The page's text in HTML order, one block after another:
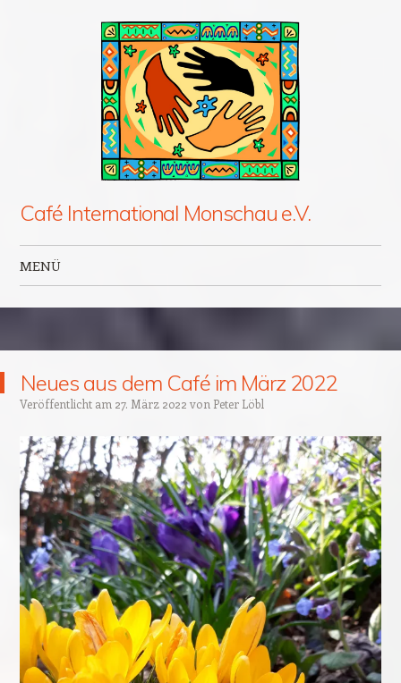
Café International Monschau e.V.
MENÜ
Neues aus dem Café im März 2022
Veröffentlicht am 27. März 2022 von Peter Löbl